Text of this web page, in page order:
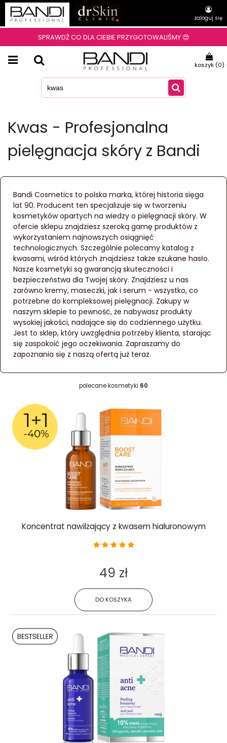
zaloguj się
SPRAWDŹ CO DLA CIEBIE PRZYGOTOWALIŚMY 😍
koszyk (0)
Kwas - Profesjonalna
pielęgnacja skóry z Bandi
Bandi Cosmetics to polska marka, której historia sięga
lat 90. Producent ten specjalizuje się w tworzeniu
kosmetyków opartych na wiedzy o pielęgnacji skóry. W
ofercie sklepu znajdziesz szeroką gamę produktów z
wykorzystaniem najnowszych osiągnięć
technologicznych. Szczególnie polecamy katalog z
kwasami, wśród których znajdziesz także szukane hasło.
Nasze kosmetyki są gwarancją skuteczności i
bezpieczeństwa dla Twojej skóry. Znajdziesz u nas
zarówno kremy, maseczki, jak i serum - wszystko, co
potrzebne do kompleksowej pielęgnacji. Zakupy w
naszym sklepie to pewność, że nabywasz produkty
wysokiej jakości, nadające się do codziennego użytku.
Jest to sklep, który uwzględnia potrzeby klienta, starając
się zaspokoić jego oczekiwania. Zapraszamy do
zapoznania się z naszą ofertą już teraz.
polecane kosmetyki 60
Koncentrat nawilżający z kwasem hialuronowym
DO KOSZYKA
49 zł